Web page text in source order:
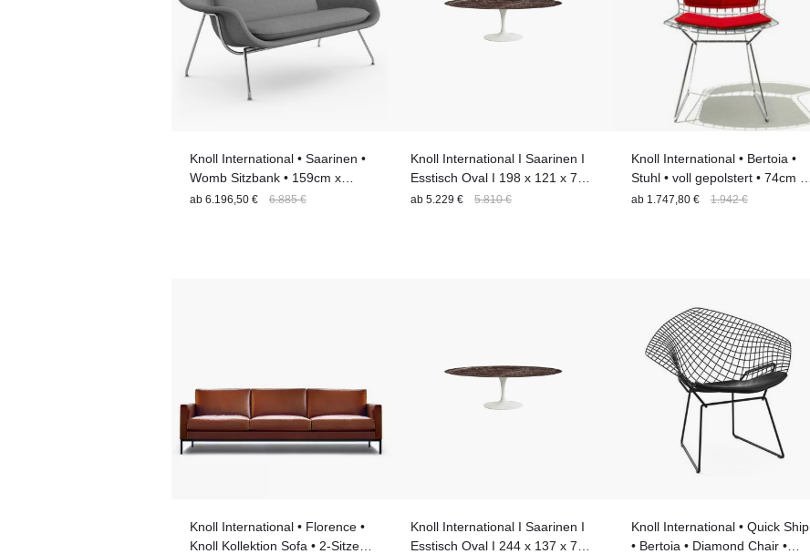
Knoll International • Saarinen •
Womb Sitzbank • 159cm x
94cm x 92cm
ab 6.196,50 € 6.885 €
Knoll International I Saarinen I
Esstisch Oval I 198 x 121 x 74
cm
ab 5.229 € 5.810 €
Knoll International • Bertoia •
Stuhl • voll gepolstert • 74cm x
55cm x 59cm
ab 1.747,80 € 1.942 €
Knoll International • Florence •
Knoll Kollektion Sofa • 2-Sitzer •
Knoll International I Saarinen I
Esstisch Oval I 244 x 137 x 74
Knoll International • Quick Ship
• Bertoia • Diamond Chair •